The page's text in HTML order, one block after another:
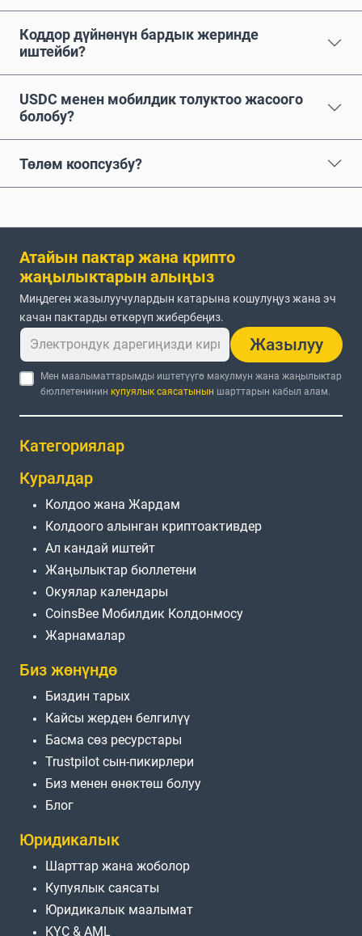
Коддор дүйнөнүн бардык жеринде
иштейби?
USDC менен мобилдик толуктоо жасоого
болобу?
Төлөм коопсузбу?
Атайын пактар жана крипто
жаңылыктарын алыңыз
Миңдеген жазылуучулардын катарына кошулуңуз жана эч
качан пактарды өткөрүп жибербеңиз.
Жазылуу
Мен маалыматтарымды иштетүүгө макулмун жана жаңылыктар
бюллетенинин купуялык саясатынын шарттарын кабыл алам.
Категориялар
Куралдар
Колдоо жана Жардам
Колдоого алынган криптоактивдер
Ал кандай иштейт
Жаңылыктар бюллетени
Окуялар календары
CoinsBee Мобилдик Колдонмосу
Жарнамалар
Биз жөнүндө
Биздин тарых
Кайсы жерден белгилүү
Басма сөз ресурстары
Trustpilot сын-пикирлери
Биз менен өнөктөш болуу
Блог
Юридикалык
Шарттар жана жоболор
Купуялык саясаты
Юридикалык маалымат
KYC & AML